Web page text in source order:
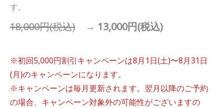
す。
18,000円(税込) → 13,000円(税込)
※初回5,000円割引キャンペーンは8月1日(土)〜8月31日
(月)のキャンペーンになります。
※キャンペーンは毎月更新されます。翌月以降のご予約
の場合、キャンペーン対象外の可能性がございますの